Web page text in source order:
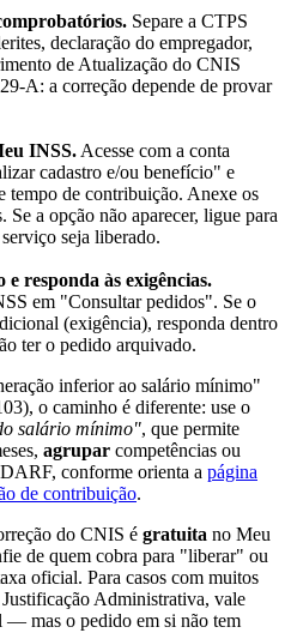
Separe a CTPS
declaração do empregador,
de Atualização do CNIS
A: a correção depende de provar
INSS. Acesse com a conta
cadastro e/ou benefício" e
tempo de contribuição. Anexe os
Se a opção não aparecer, ligue para
seja liberado.
responda às exigências.
em "Consultar pedidos". Se o
(exigência), responda dentro
ter o pedido arquivado.
inferior ao salário mínimo"
o caminho é diferente: use o
salário mínimo", que permite
agrupar competências ou
conforme orienta a página
de contribuição.
do CNIS é gratuita no Meu
de quem cobra para "liberar" ou
oficial. Para casos com muitos
Administrativa, vale
— mas o pedido em si não tem